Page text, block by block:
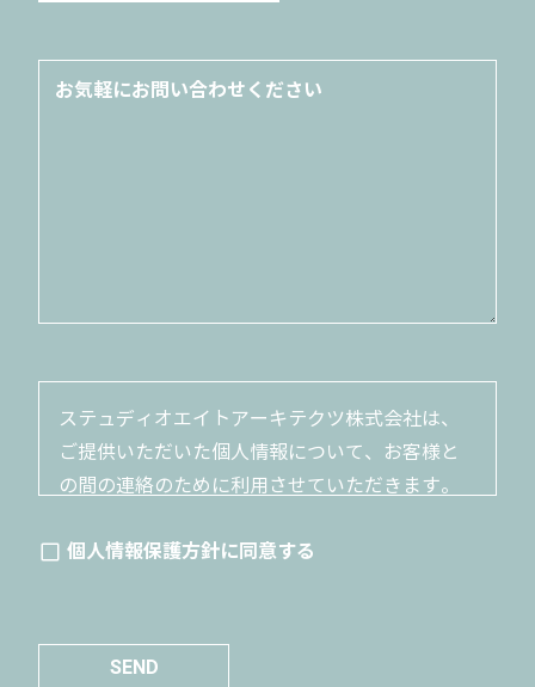
ステュディオエイトアーキテクツ株式会社は、
ご提供いただいた個人情報について、お客様と
の間の連絡のために利用させていただきます。
絡に必要な範囲でのみ利用いたします。ご本人
しません。個人情報の改ざん、漏洩、不正アク
個人情報保護方針に同意する